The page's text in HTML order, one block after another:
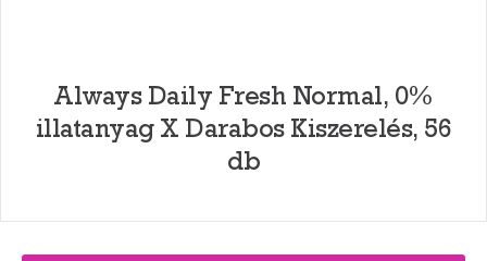
Always Daily Fresh Normal, 0%
illatanyag X Darabos Kiszerelés, 56
db